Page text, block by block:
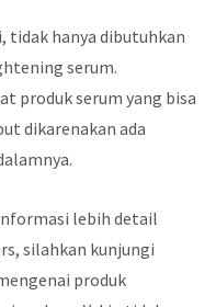
tidak hanya dibutuhkan
serum.
produk serum yang bisa
dikarenakan ada
lebih detail
silahkan kunjungi
produk